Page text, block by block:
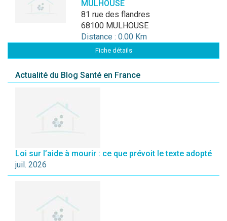
MULHOUSE
81 rue des flandres
68100 MULHOUSE
Distance : 0.00 Km
Fiche détails
Actualité du Blog Santé en France
Loi sur l’aide à mourir : ce que prévoit le texte adopté
juil. 2026